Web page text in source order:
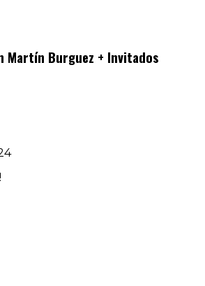
Martín Burguez + Invitados